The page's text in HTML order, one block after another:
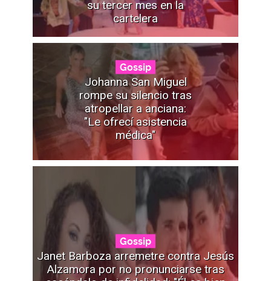
su tercer mes en la
cartelera
Gossip
Johanna San Miguel
rompe su silencio tras
atropellar a anciana:
"Le ofrecí asistencia
médica"
Gossip
Janet Barboza arremetre contra Jesús
Alzamora por no pronunciarse tras